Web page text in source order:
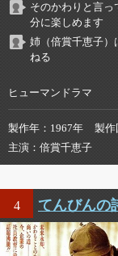
そのかわりと言
分に楽しめます
姉（倍賞千恵子）
ねる
ヒューマンドラマ
製作年 1967年 製作
主演
倍賞千恵子
4 てんびんの